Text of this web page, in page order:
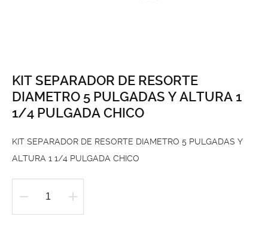
KIT SEPARADOR DE RESORTE
DIAMETRO 5 PULGADAS Y ALTURA 1
1/4 PULGADA CHICO
KIT SEPARADOR DE RESORTE DIAMETRO 5 PULGADAS Y
ALTURA 1 1/4 PULGADA CHICO